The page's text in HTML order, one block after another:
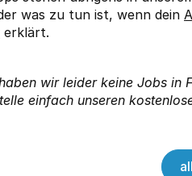
was zu tun ist, wenn dein
erklärt.
wir leider keine Jobs in
einfach unseren